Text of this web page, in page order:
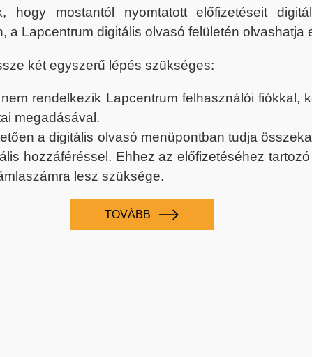
hogy mostantól nyomtatott előfizetéseit
a Lapcentrum digitális olvasó felületén olvashatja
két egyszerű lépés szükséges:
rendelkezik Lapcentrum felhasználói fiókkal,
megadásával.
a digitális olvasó menüpontban tudja
hozzáféréssel. Ehhez az előfizetéséhez
lesz szüksége.
TOVÁBB